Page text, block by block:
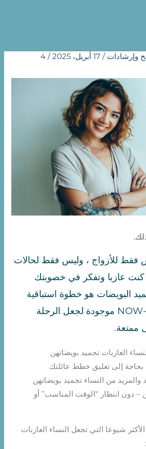
وإرشادات / 17 أبريل، 2025 /
4
فقط للأزواج ، وليس فقط لحالات
كنت عازبا وتفكر في خصوبتك
البويضات هو خطوة استباقية
وتمكينية – NOW-fertility موجودة لجعل الرحلة
ممتعة.
العازبات تجميد بويضاتهن
بحاجة إلى تعليق خطط عائلتك
والمزيد من النساء تجميد بويضاتهن
دون انتظار “الوقت المناسب” أو
شيوعا التي تجعل النساء العازبات